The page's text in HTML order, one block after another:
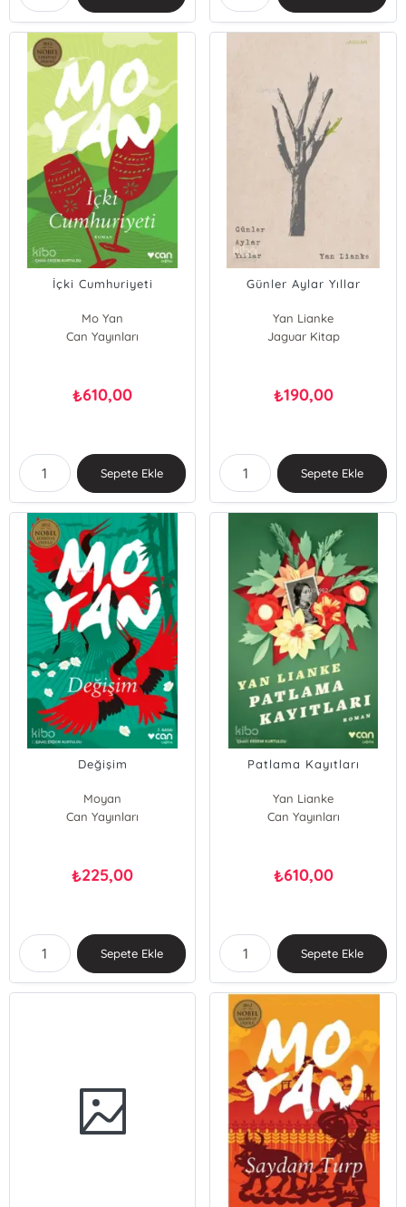
İçki Cumhuriyeti
Mo Yan
Can Yayınları
₺610,00
Sepete Ekle
Günler Aylar Yıllar
Yan Lianke
Jaguar Kitap
₺190,00
Sepete Ekle
Değişim
Moyan
Can Yayınları
₺225,00
Sepete Ekle
Patlama Kayıtları
Yan Lianke
Can Yayınları
₺610,00
Sepete Ekle